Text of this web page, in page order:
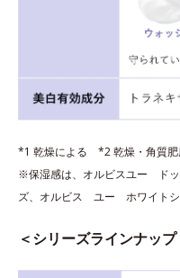
*1 乾燥による *2 乾燥・角質
※保湿感は、オルビスユー ド
ズ、オルビス ユー ホワイトシ
＜シリーズラインナップ